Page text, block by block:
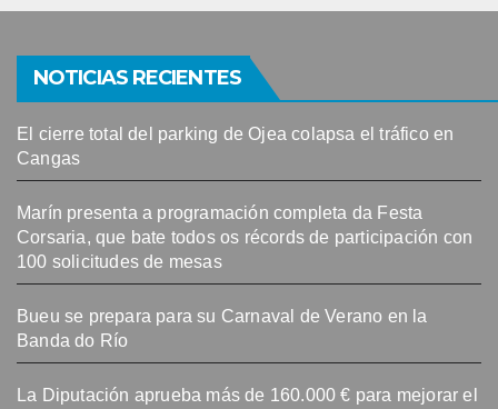
NOTICIAS RECIENTES
El cierre total del parking de Ojea colapsa el tráfico en
Cangas
Marín presenta a programación completa da Festa
Corsaria, que bate todos os récords de participación con
100 solicitudes de mesas
Bueu se prepara para su Carnaval de Verano en la
Banda do Río
La Diputación aprueba más de 160.000 € para mejorar el